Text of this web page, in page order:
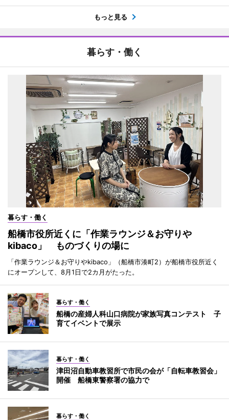
もっと見る
暮らす・働く
暮らす・働く
船橋市役所近くに「作業ラウンジ＆お守りや
kibaco」 ものづくりの場に
「作業ラウンジ＆お守りやkibaco」（船橋市湊町2）が船橋市役所近く
にオープンして、8月1日で2カ月がたった。
暮らす・働く
船橋の産婦人科山口病院が家族写真コンテスト 子
育てイベントで展示
暮らす・働く
津田沼自動車教習所で市民の会が「自転車教習会」
開催 船橋東警察署の協力で
暮らす・働く